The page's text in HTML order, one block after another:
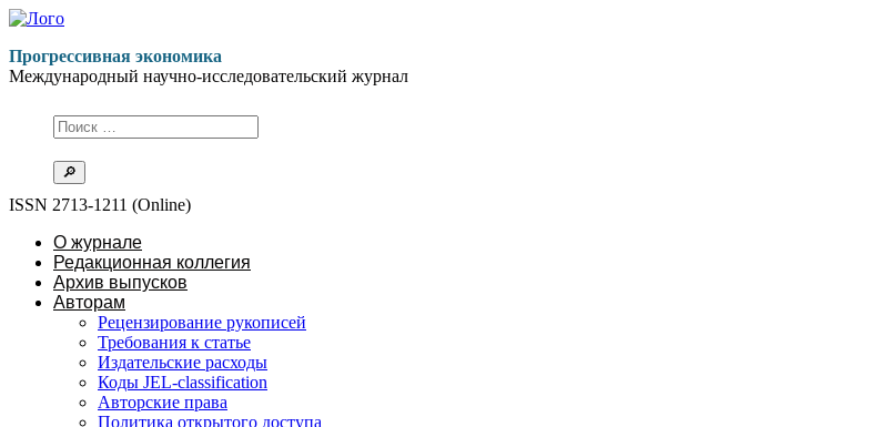
Перейти
содержимому
Прогрессивная экономика
Международный научно-исследовательский журнал
ISSN 2713-1211 (Online)
О журнале
Редакционная коллегия
Архив выпусков
Авторам
Рецензирование рукописей
Требования к статье
Издательские расходы
Коды JEL-classification
Авторские права
Политика открытого доступа